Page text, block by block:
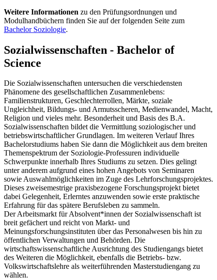
Weitere Informationen zu den Prüfungsordnungen und
Modulhandbüchern finden Sie auf der folgenden Seite zum
Bachelor Soziologie.
Sozialwissenschaften - Bachelor of
Science
Die Sozialwissenschaften untersuchen die verschiedensten
Phänomene des gesellschaftlichen Zusammenlebens:
Familienstrukturen, Geschlechterrollen, Märkte, soziale
Ungleichheit, Bildungs- und Armutsscheren, Medienwandel, Macht,
Religion und vieles mehr. Besonderheit und Basis des B.A.
Sozialwissenschaften bildet die Vermittlung soziologischer und
betriebswirtschaftlicher Grundlagen. Im weiteren Verlauf Ihres
Bachelorstudiums haben Sie dann die Möglichkeit aus dem breiten
Themenspektrum der Soziologie-Professuren individuelle
Schwerpunkte innerhalb Ihres Studiums zu setzen. Dies gelingt
unter anderem aufgrund eines hohen Angebots von Seminaren
sowie Auswahlmöglichkeiten im Zuge des Lehrforschungsprojektes.
Dieses zweisemestrige praxisbezogene Forschungsprojekt bietet
dabei Gelegenheit, Erlerntes anzuwenden sowie erste praktische
Erfahrung für das spätere Berufsleben zu sammeln.
Der Arbeitsmarkt für Absolvent*innen der Sozialwissenschaft ist
breit gefächert und reicht von Markt- und
Meinungsforschungsinstituten über das Personalwesen bis hin zu
öffentlichen Verwaltungen und Behörden. Die
wirtschaftswissenschaftliche Ausrichtung des Studiengangs bietet
des Weiteren die Möglichkeit, ebenfalls die Betriebs- bzw.
Volkswirtschaftslehre als weiterführenden Masterstudiengang zu
wählen.